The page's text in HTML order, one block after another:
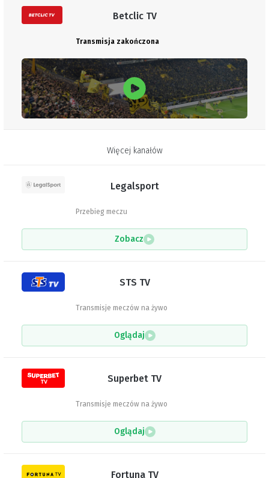
Betclic TV
Transmisja zakończona
Więcej kanałów
Legalsport
Przebieg meczu
Zobacz
STS TV
Transmisje meczów na żywo
Oglądaj
Superbet TV
Transmisje meczów na żywo
Oglądaj
Fortuna TV